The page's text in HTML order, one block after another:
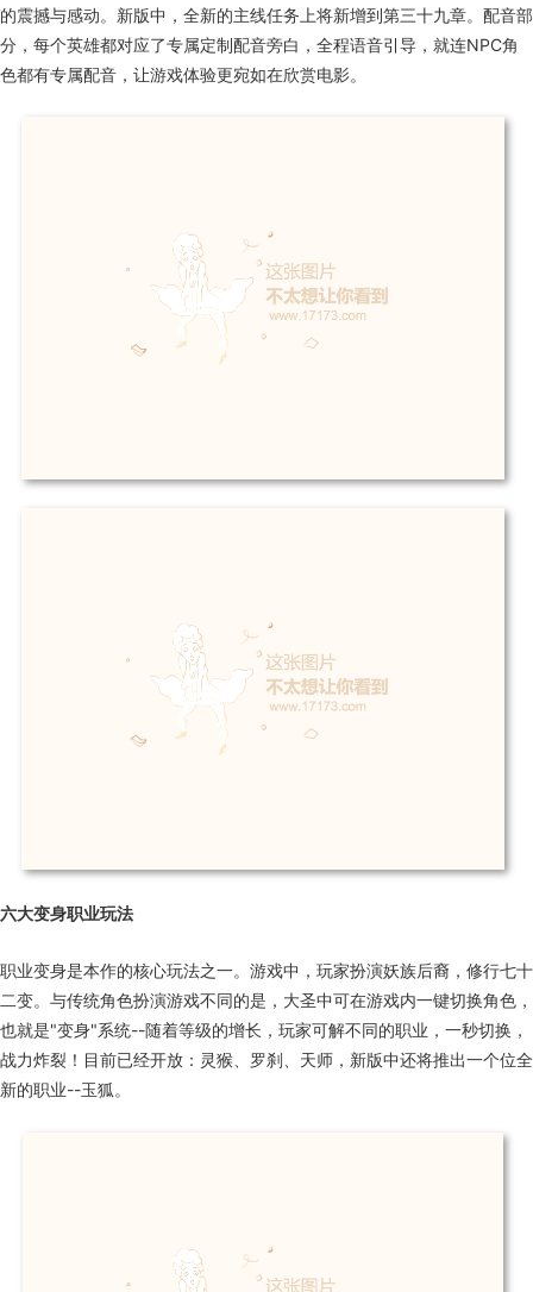
的震撼与感动。新版中，全新的主线任务上将新增到第三十九章。配音部
分，每个英雄都对应了专属定制配音旁白，全程语音引导，就连NPC角
色都有专属配音，让游戏体验更宛如在欣赏电影。
六大变身职业玩法
职业变身是本作的核心玩法之一。游戏中，玩家扮演妖族后裔，修行七十
二变。与传统角色扮演游戏不同的是，大圣中可在游戏内一键切换角色，
也就是"变身"系统--随着等级的增长，玩家可解不同的职业，一秒切换，
战力炸裂！目前已经开放：灵猴、罗刹、天师，新版中还将推出一个位全
新的职业--玉狐。